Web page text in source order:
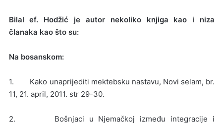
Bilal ef. Hodžić je autor nekoliko knjiga kao i niza
članaka kao što su:
Na bosanskom:
1. Kako unaprijediti mektebsku nastavu, Novi selam, br.
11, 21. april, 2011. str 29-30.
2. Bošnjaci u Njemačkoj između integracije i